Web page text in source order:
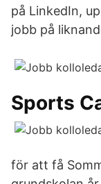
på LinkedIn,
jobb på
Sports
för att få